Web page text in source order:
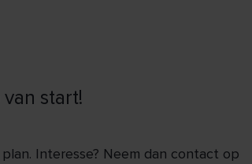
start!
Interesse? Neem dan contact op